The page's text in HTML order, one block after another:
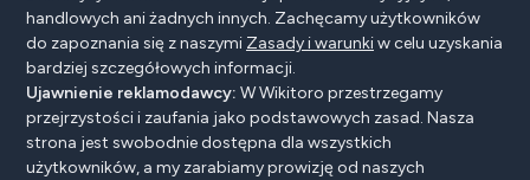
handlowych ani żadnych innych. Zachęcamy użytkowników
do zapoznania się z naszymi Zasady i warunkiw celu uzyskania
bardziej szczegółowych informacji.
Ujawnienie reklamodawcy: W Wikitoro przestrzegamy
przejrzystości i zaufania jako podstawowych zasad. Nasza
strona jest swobodnie dostępna dla wszystkich
użytkowników, a my zarabiamy prowizję od naszych